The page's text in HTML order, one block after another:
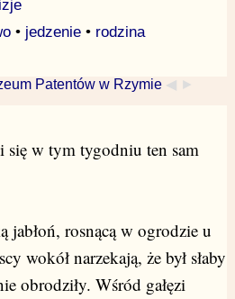
• jedzenie• rodzina
Patentów w Rzymie ◀ ►
w tym tygodniu ten sam
jabłoń, rosnącą w ogrodzie u
wokół narzekają, że był słaby
obrodziły. Wśród gałęzi